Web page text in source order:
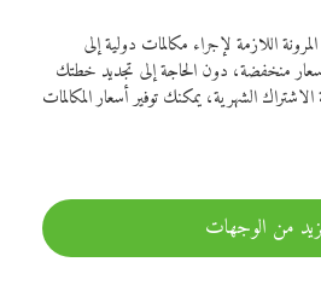
اللازمة لإجراء مكالمات دولية إلى
منخفضة، دون الحاجة إلى تجديد خطتك
الشهرية، يمكنك توفير أسعار المكالمات
من الوجهات